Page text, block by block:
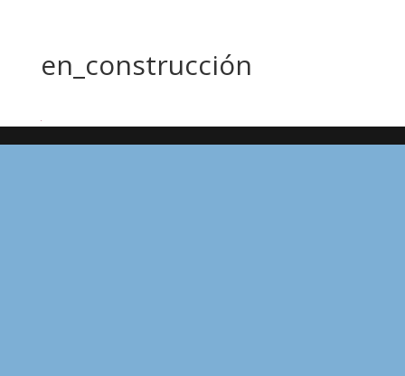
en_construcción